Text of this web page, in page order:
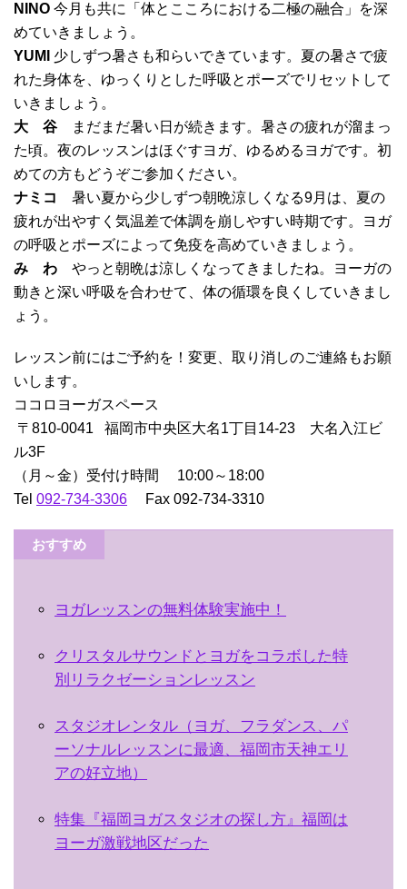
NINO 今月も共に「体とこころにおける二極の融合」を深
めていきましょう。
YUMI 少しずつ暑さも和らいできています。夏の暑さで疲
れた身体を、ゆっくりとした呼吸とポーズでリセットして
いきましょう。
大 谷 まだまだ暑い日が続きます。暑さの疲れが溜まっ
た頃。夜のレッスンはほぐすヨガ、ゆるめるヨガです。初
めての方もどうぞご参加ください。
ナミコ
暑い夏から少しずつ朝晩涼しくなる9月は、夏の
疲れが出やすく気温差で体調を崩しやすい時期です。ヨガ
の呼吸とポーズによって免疫を高めていきましょう。
み わ やっと朝晩は涼しくなってきましたね。ヨーガの
動きと深い呼吸を合わせて、体の循環を良くしていきまし
ょう。
レッスン前にはご予約を！変更、取り消しのご連絡もお願
いします。
ココロヨーガスペース
〒810-0041 福岡市中央区大名1丁目14‐23 大名入江ビ
ル3F
（月～金）受付け時間 10:00～18:00
Tel 092-734-3306 Fax 092-734-3310
おすすめ
ヨガレッスンの無料体験実施中！
クリスタルサウンドとヨガをコラボした特
別リラクゼーションレッスン
スタジオレンタル（ヨガ、フラダンス、パ
ーソナルレッスンに最適、福岡市天神エリ
アの好立地）
特集『福岡ヨガスタジオの探し方』福岡は
ヨーガ激戦地区だった